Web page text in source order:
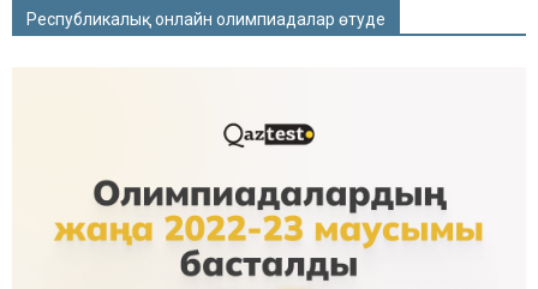
Республикалық онлайн олимпиадалар өтуде